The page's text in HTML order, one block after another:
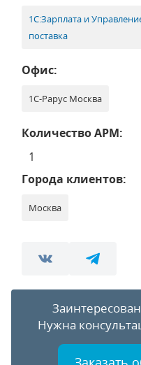
1С:Зарплата и
поставка
Офис:
1С-Рарус Москва
Количество АРМ:
1
Города клиентов:
Москва
Нужна